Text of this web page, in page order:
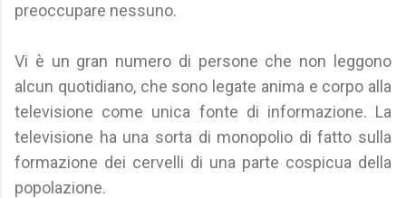
preoccupare nessuno.
Vi è un gran numero di persone che non leggono
alcun quotidiano, che sono legate anima e corpo alla
televisione come unica fonte di informazione. La
televisione ha una sorta di monopolio di fatto sulla
formazione dei cervelli di una parte cospicua della
popolazione.